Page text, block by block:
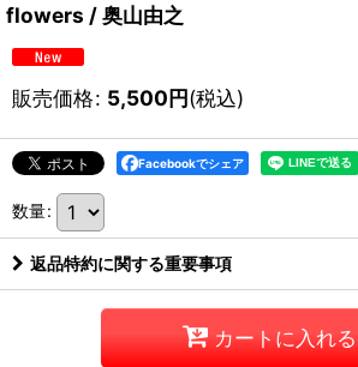
flowers / 奥山由之
販売価格: 5,500円(税込)
Facebookでシェア
数量:
返品特約に関する重要事項
カートに入れる